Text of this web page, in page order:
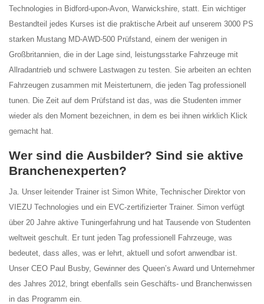
Technologies in Bidford-upon-Avon, Warwickshire, statt. Ein wichtiger
Bestandteil jedes Kurses ist die praktische Arbeit auf unserem 3000 PS
starken Mustang MD-AWD-500 Prüfstand, einem der wenigen in
Großbritannien, die in der Lage sind, leistungsstarke Fahrzeuge mit
Allradantrieb und schwere Lastwagen zu testen. Sie arbeiten an echten
Fahrzeugen zusammen mit Meistertunern, die jeden Tag professionell
tunen. Die Zeit auf dem Prüfstand ist das, was die Studenten immer
wieder als den Moment bezeichnen, in dem es bei ihnen wirklich Klick
gemacht hat.
Wer sind die Ausbilder? Sind sie aktive
Branchenexperten?
Ja. Unser leitender Trainer ist Simon White, Technischer Direktor von
VIEZU Technologies und ein EVC-zertifizierter Trainer. Simon verfügt
über 20 Jahre aktive Tuningerfahrung und hat Tausende von Studenten
weltweit geschult. Er tunt jeden Tag professionell Fahrzeuge, was
bedeutet, dass alles, was er lehrt, aktuell und sofort anwendbar ist.
Unser CEO Paul Busby, Gewinner des Queen’s Award und Unternehmer
des Jahres 2012, bringt ebenfalls sein Geschäfts- und Branchenwissen
in das Programm ein.